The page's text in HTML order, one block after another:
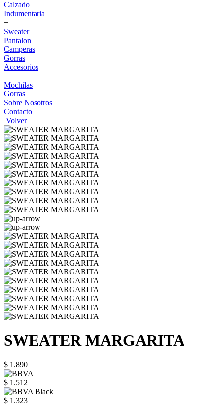
Calzado
Indumentaria
+
Sweater
Pantalon
Camperas
Gorras
Accesorios
+
Mochilas
Gorras
Sobre Nosotros
Contacto
Volver
SWEATER MARGARITA
$ 1.890
$ 1.512
$ 1.323